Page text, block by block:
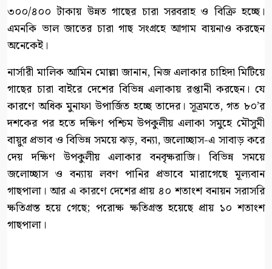
৩০০/৪০০ টাকায় উন্নত গাছের চারা সরবরাহ ও বিক্রি হচ্ছে।
এমনকি ভাল জাতের চারা গাছ সংগ্রহে আগাম বায়নাও করছেন
অনেকেই।
নার্সারী মালিক আমিন মোল্লা জানান, নিজ এলাকার চাহিদা মিটিয়ে
গাছের চারা বাইরে দেশের বিভিন্ন এলাকায় রপ্তানী করছেন। যে
কারণে অধিক মুনাফা উপার্জিত হচ্ছে তাদের। সূত্রমতে, গত ৮০’র
দশকের পর হতে দক্ষিণ পশ্চিম উপকুলীয় এলাকা সমুহে মৌসুমী
বায়ুর প্রভাব ও বিভিন্ন সময়ে ঝড়, বন্যা, জলোচ্ছাস-এ সাবাড় করে
দেয় দক্ষিণ উপকুলীয় এলাকার বনবৃক্ষরাজি। বিভিন্ন সময়ে
জলোচ্ছাস ও বন্যায় লবণ পানির প্রভাবে মারাগেছে মূল্যবান
গাছপালা। আর এ কারণে দেশের প্রায় ৪০ শতাংশ বনায়ন সরাসরি
ক্ষতিগ্রস্ত হয়ে গেছে; পরোক্ষ ক্ষতিগ্রস্ত হয়েছে প্রায় ১০ শতাংশ
গাছপালা।